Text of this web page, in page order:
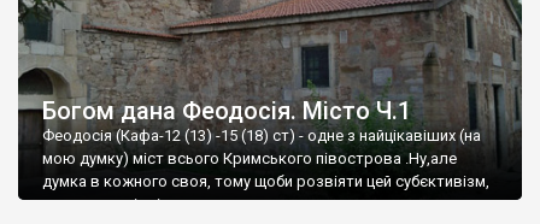
Богом дана Феодосія. Місто Ч.1
Феодосія (Кафа-12 (13) -15 (18) ст) - одне з найцікавіших (на
мою думку) міст всього Кримського півострова .Ну,але
думка в кожного своя, тому щоби розвіяти цей субєктивізм,
запрошую відвідати це